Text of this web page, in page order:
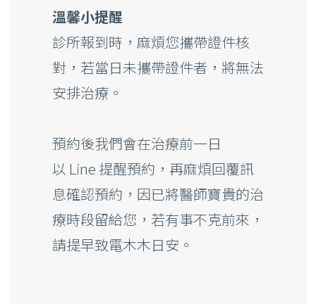
溫馨小提醒
診所報到時，麻煩您攜帶證件核
對，若當日未攜帶證件者，將無法
安排治療。
預約後我們會在治療前一日
以 Line 提醒預約，再麻煩回覆訊
息確認預約，因已將醫師寶貴的治
療時段留給您，若有事不克前來，
請提早致電木木日安。